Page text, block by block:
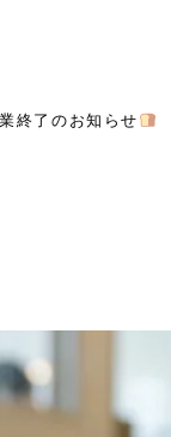
終了のお知らせ